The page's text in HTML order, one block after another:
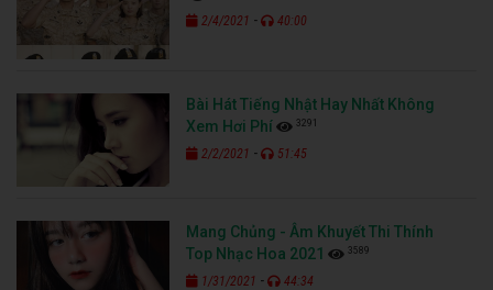
2/4/2021 - 40:00
Bài Hát Tiếng Nhật Hay Nhất Không
Xem Hơi Phí
3291
2/2/2021 - 51:45
Mang Chủng - Âm Khuyết Thi Thính
Top Nhạc Hoa 2021
3589
1/31/2021 - 44:34